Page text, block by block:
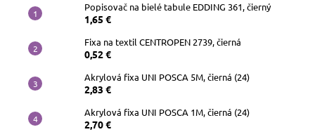
Popisovač na bielé tabule EDDING 361, čierný
1,65 €
Fixa na textil CENTROPEN 2739, čierná
0,52 €
Akrylová fixa UNI POSCA 5M, čierná (24)
2,83 €
Akrylová fixa UNI POSCA 1M, čierná (24)
2,70 €